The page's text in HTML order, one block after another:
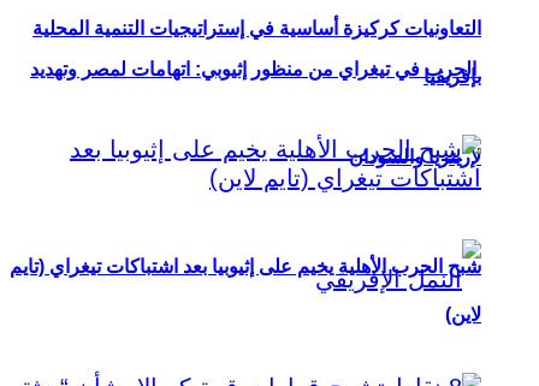
الحرب في تيغراي من منظور إثيوبي: اتهامات لمصر وتهديد
لإريتريا والسودان
التعاونيات كركيزة أساسية في إستراتيجيات التنمية المحلية
بإفريقيا
شبح الحرب الأهلية يخيم على إثيوبيا بعد اشتباكات تيغراي (تايم
لاين)